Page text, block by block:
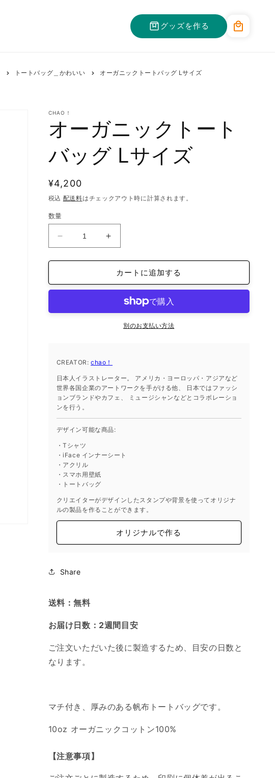
グッズを作る
ー
トートバッグ＿かわいい オーガニックトートバッグ Lサイズ
CHAO！
オーガニックトート
バッグ Lサイズ
通
常
価
格
¥4,200
税込 配送料はチェックアウト時に計算されます。
数量
ッ
ト
ッ
グ
L
サ
イ
の
数
量
を
減
ら
す
オ
ニ
ッ
ト
ッ
グ
L
サ
の
量
や
す
カートに追加する
別のお支払い方法
CREATOR: chao！
日本人イラストレーター。 アメリカ・ヨーロッパ・アジアなど
世界各国企業のアートワークを手がける他、 日本ではファッシ
ョンブランドやカフェ、 ミュージシャンなどとコラボレーショ
ンを行う。
デザイン可能な商品:
・Tシャツ
・iFace インナーシート
・アクリル
・スマホ用壁紙
・トートバッグ
クリエイターがデザインしたスタンプや背景を使ってオリジナ
ルの製品を作ることができます。
オリジナルで作る
Share
送料：無料
お届け日数：2週間目安
ご注文いただいた後に製造するため、目安の日数と
なります。
マチ付き、厚みのある帆布トートバッグです。
10oz オーガニックコットン100%
【注意事項】